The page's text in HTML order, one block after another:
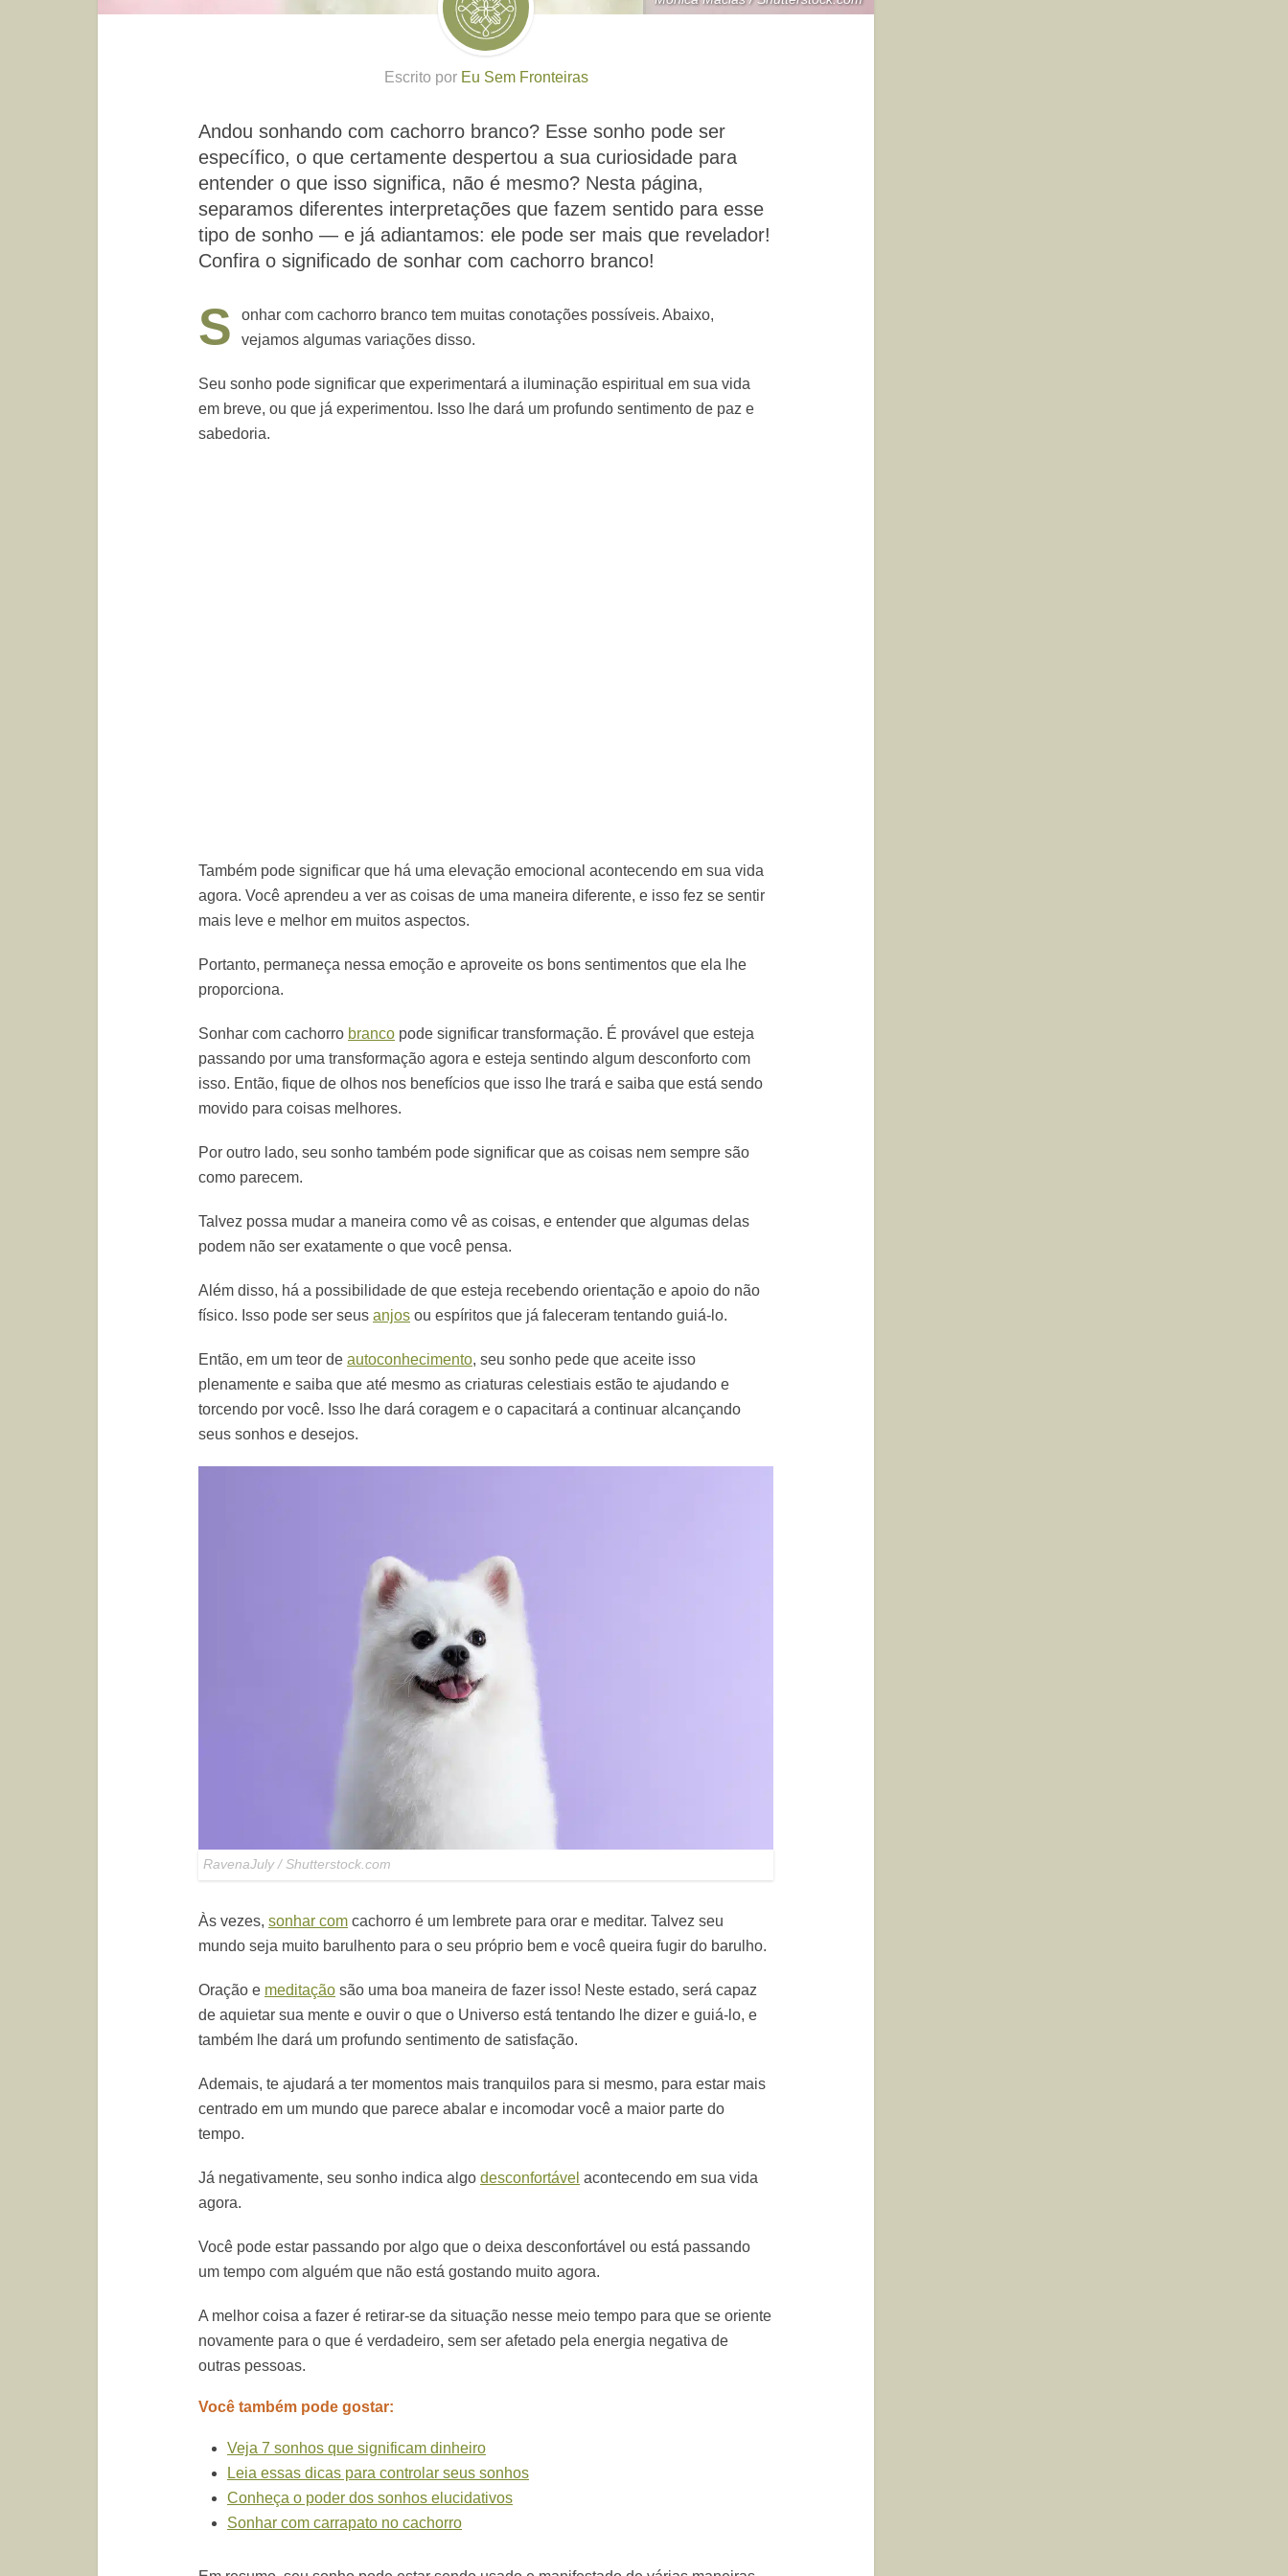
Escrito por Eu Sem Fronteiras
Andou sonhando com cachorro branco? Esse sonho pode ser
específico, o que certamente despertou a sua curiosidade para
entender o que isso significa, não é mesmo? Nesta página,
separamos diferentes interpretações que fazem sentido para esse
tipo de sonho — e já adiantamos: ele pode ser mais que revelador!
Confira o significado de sonhar com cachorro branco!
S
onhar com cachorro branco tem muitas conotações possíveis. Abaixo,
vejamos algumas variações disso.
Seu sonho pode significar que experimentará a iluminação espiritual em sua vida
em breve, ou que já experimentou. Isso lhe dará um profundo sentimento de paz e
sabedoria.
Também pode significar que há uma elevação emocional acontecendo em sua vida
agora. Você aprendeu a ver as coisas de uma maneira diferente, e isso fez se sentir
mais leve e melhor em muitos aspectos.
Portanto, permaneça nessa emoção e aproveite os bons sentimentos que ela lhe
proporciona.
Sonhar com cachorro branco pode significar transformação. É provável que esteja
passando por uma transformação agora e esteja sentindo algum desconforto com
isso. Então, fique de olhos nos benefícios que isso lhe trará e saiba que está sendo
movido para coisas melhores.
Por outro lado, seu sonho também pode significar que as coisas nem sempre são
como parecem.
Talvez possa mudar a maneira como vê as coisas, e entender que algumas delas
podem não ser exatamente o que você pensa.
Além disso, há a possibilidade de que esteja recebendo orientação e apoio do não
físico. Isso pode ser seus anjos ou espíritos que já faleceram tentando guiá-lo.
Então, em um teor de autoconhecimento, seu sonho pede que aceite isso
plenamente e saiba que até mesmo as criaturas celestiais estão te ajudando e
torcendo por você. Isso lhe dará coragem e o capacitará a continuar alcançando
seus sonhos e desejos.
RavenaJuly / Shutterstock.com
Às vezes, sonhar com cachorro é um lembrete para orar e meditar. Talvez seu
mundo seja muito barulhento para o seu próprio bem e você queira fugir do barulho.
Oração e meditação são uma boa maneira de fazer isso! Neste estado, será capaz
de aquietar sua mente e ouvir o que o Universo está tentando lhe dizer e guiá-lo, e
também lhe dará um profundo sentimento de satisfação.
Ademais, te ajudará a ter momentos mais tranquilos para si mesmo, para estar mais
centrado em um mundo que parece abalar e incomodar você a maior parte do
tempo.
Já negativamente, seu sonho indica algo desconfortável acontecendo em sua vida
agora.
Você pode estar passando por algo que o deixa desconfortável ou está passando
um tempo com alguém que não está gostando muito agora.
A melhor coisa a fazer é retirar-se da situação nesse meio tempo para que se oriente
novamente para o que é verdadeiro, sem ser afetado pela energia negativa de
outras pessoas.
Você também pode gostar:
Veja 7 sonhos que significam dinheiro
Leia essas dicas para controlar seus sonhos
Conheça o poder dos sonhos elucidativos
Sonhar com carrapato no cachorro